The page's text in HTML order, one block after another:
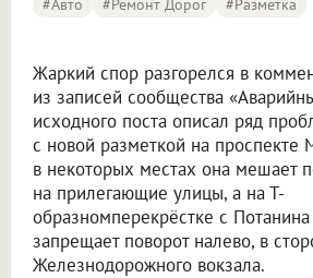
#Авто #ремонт Дорог #разметка
Жаркий спор разгорелся в
из записей сообщества
исходного поста описал ряд
с новой разметкой на проспекте
в некоторых местах она мешает
на прилегающие улицы, а на Т-
образномперекрёстке с
запрещает поворот налево, в
Железнодорожного вокзала.